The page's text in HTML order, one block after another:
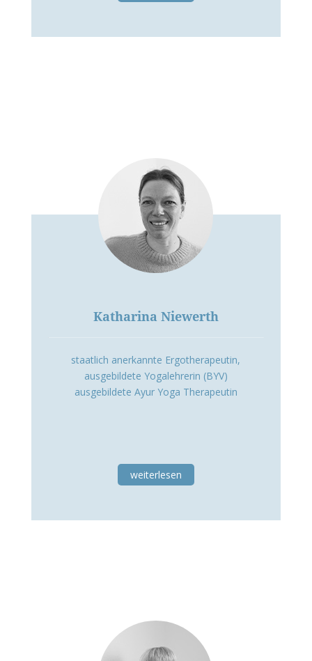
Katharina Niewerth
staatlich anerkannte Ergotherapeutin,
ausgebildete Yogalehrerin (BYV)
ausgebildete Ayur Yoga Therapeutin
weiterlesen